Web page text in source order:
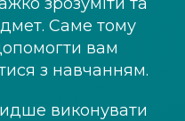
Саме тому
вам
з навчанням.
виконувати